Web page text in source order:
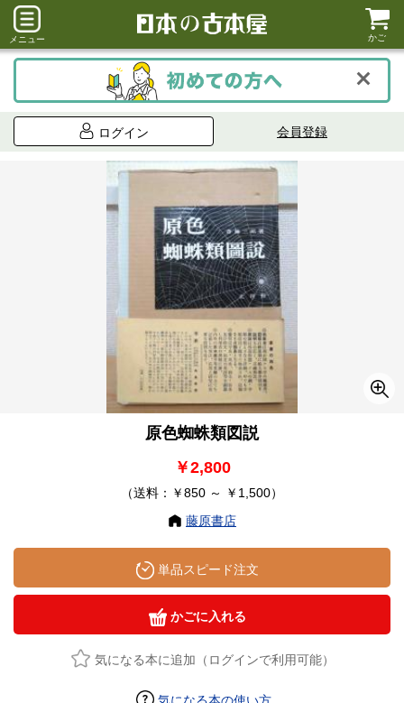
メニュー かご
ログイン 会員登録
原色蜘蛛類図説
￥2,800
（送料：￥850 ～ ￥1,500）
藤原書店
単品スピード注文
かごに入れる
気になる本に追加（ログインで利用可能）